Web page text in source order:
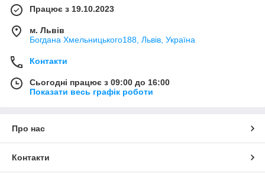
Працює з 19.10.2023
м. Львів
Богдана Хмельницького188, Львів, Україна
Контакти
Сьогодні працює з 09:00 до 16:00
Показати весь графік роботи
Про нас
Контакти